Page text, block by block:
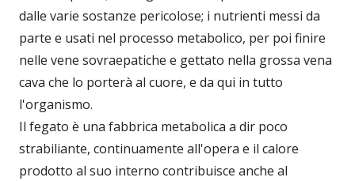
dalle varie sostanze pericolose; i nutrienti messi da
parte e usati nel processo metabolico, per poi finire
nelle vene sovraepatiche e gettato nella grossa vena
cava che lo porterà al cuore, e da qui in tutto
l'organismo.
Il fegato è una fabbrica metabolica a dir poco
strabiliante, continuamente all'opera e il calore
prodotto al suo interno contribuisce anche al